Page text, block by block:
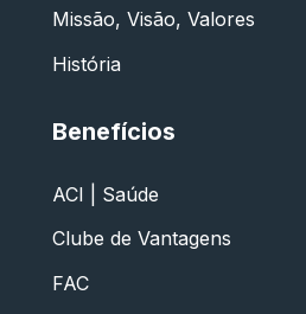
Missão, Visão, Valores
História
Benefícios
ACI | Saúde
Clube de Vantagens
FAC